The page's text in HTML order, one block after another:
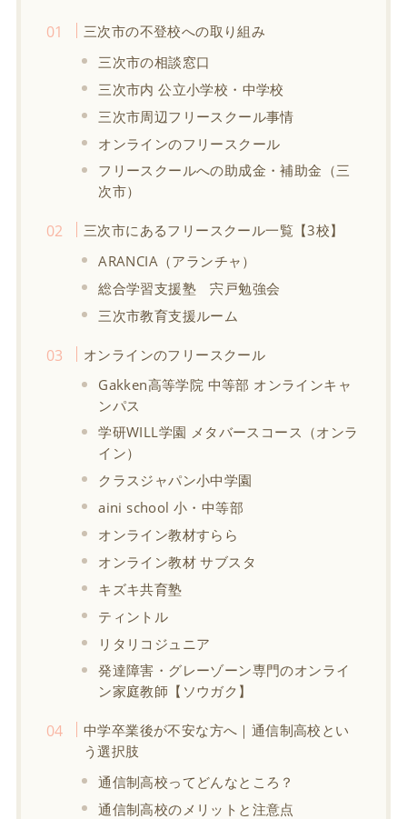
三次市の不登校への取り組み
三次市の相談窓口
三次市内 公立小学校・中学校
三次市周辺フリースクール事情
オンラインのフリースクール
フリースクールへの助成金・補助金（三
次市）
三次市にあるフリースクール一覧【3校】
ARANCIA（アランチャ）
総合学習支援塾 宍戸勉強会
三次市教育支援ルーム
オンラインのフリースクール
Gakken高等学院 中等部 オンラインキャ
ンパス
学研WILL学園 メタバースコース（オンラ
イン）
クラスジャパン小中学園
aini school 小・中等部
オンライン教材すらら
オンライン教材 サブスタ
キズキ共育塾
ティントル
リタリコジュニア
発達障害・グレーゾーン専門のオンライ
ン家庭教師【ソウガク】
中学卒業後が不安な方へ｜通信制高校とい
う選択肢
通信制高校ってどんなところ？
通信制高校のメリットと注意点